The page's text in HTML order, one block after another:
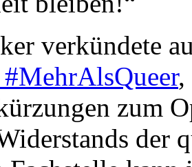
verkündete
,
zum
der